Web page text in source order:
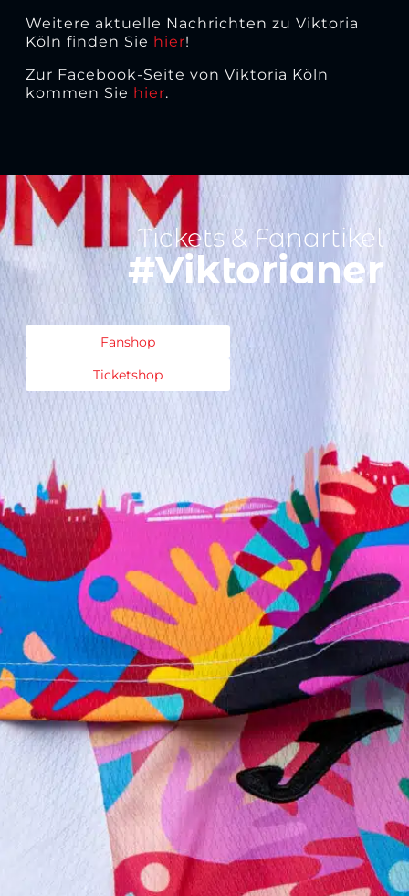
Weitere aktuelle Nachrichten zu Viktoria
Köln finden Sie hier!
Zur Facebook-Seite von Viktoria Köln
kommen Sie hier.
Tickets & Fanartikel
#Viktorianer
Fanshop
Ticketshop